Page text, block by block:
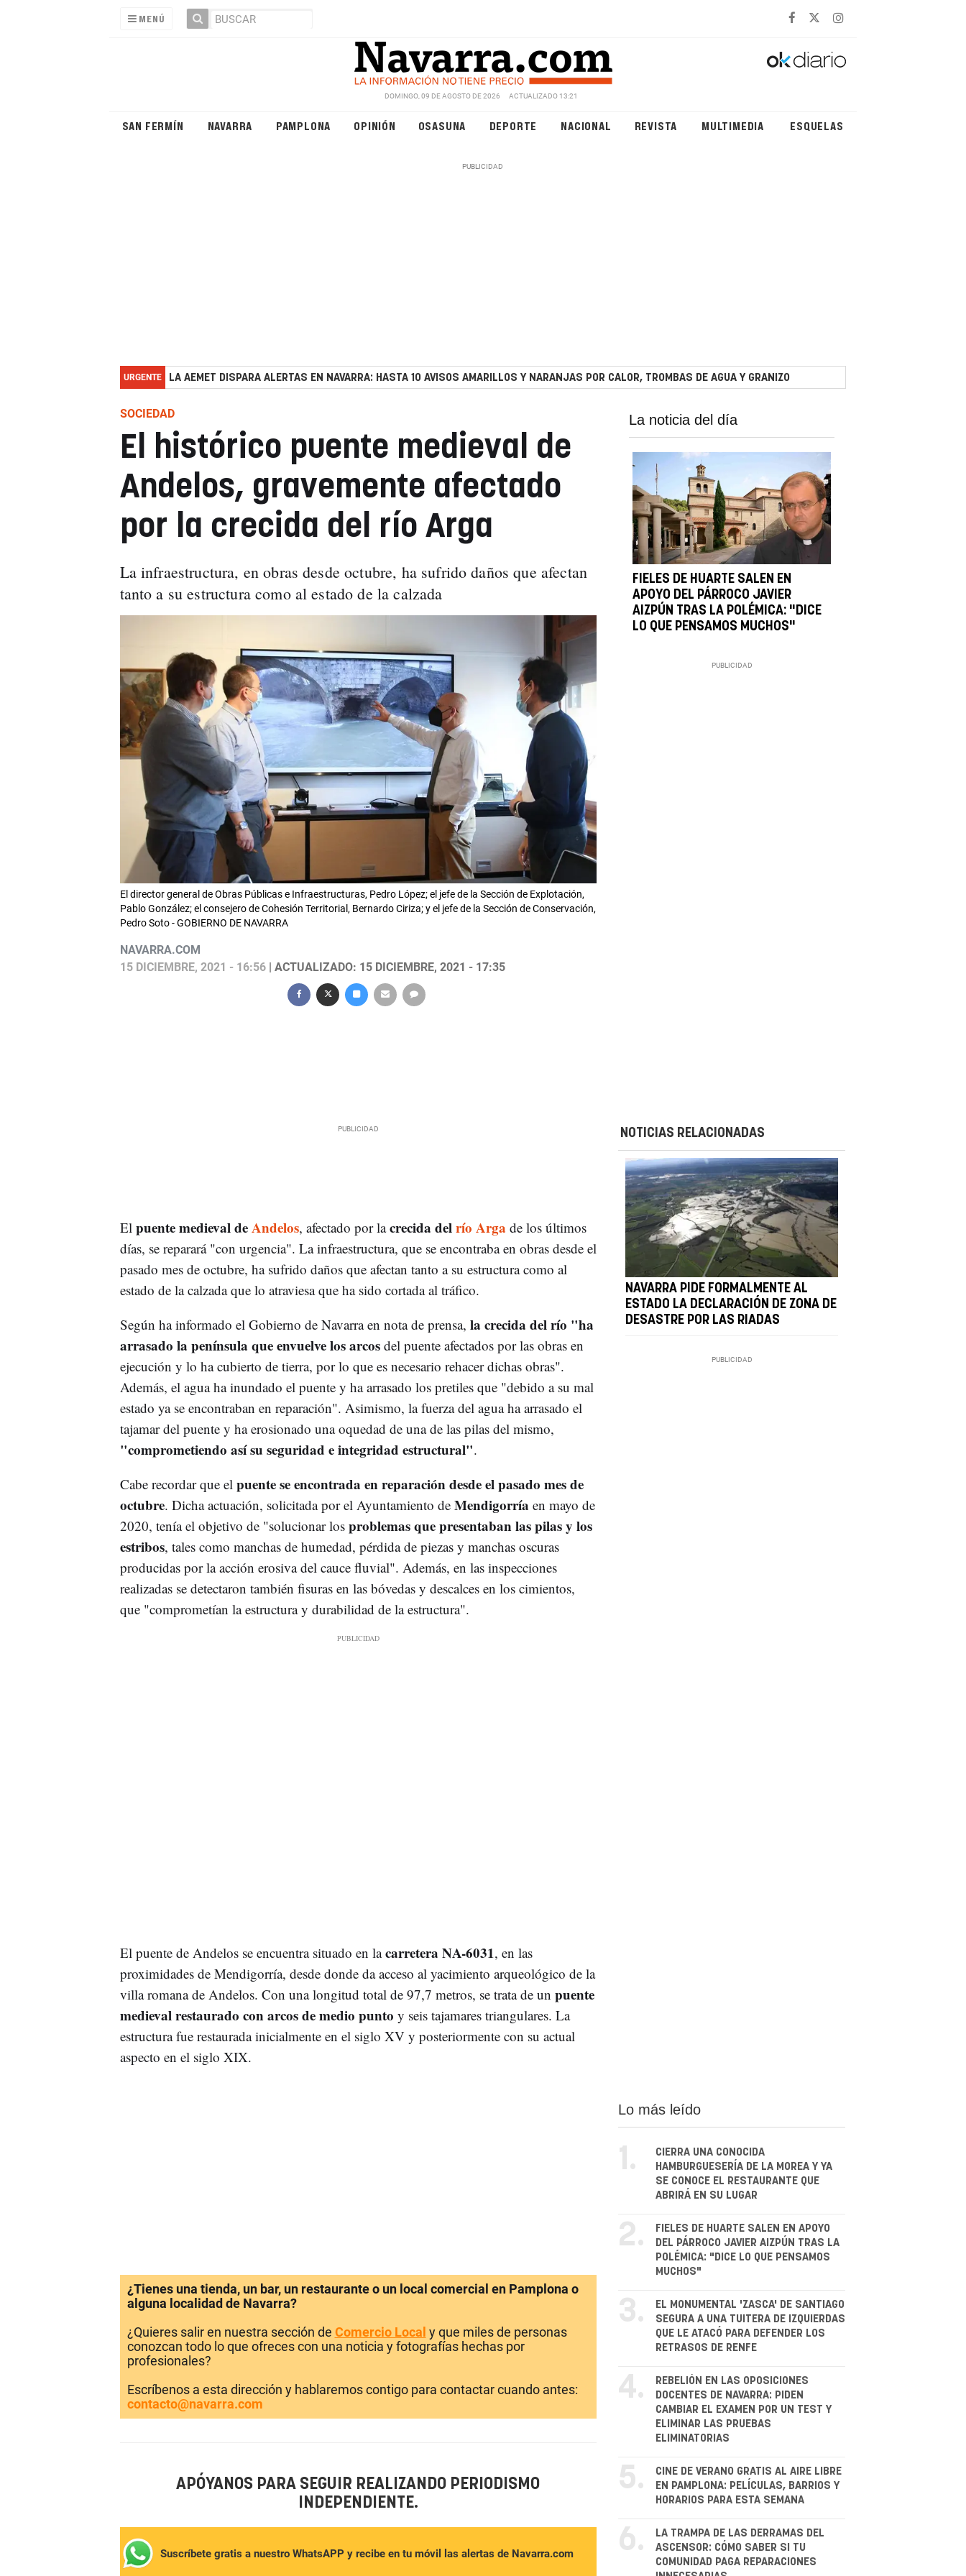
MENÚ
DOMINGO, 09 DE AGOSTO DE 2026 ACTUALIZADO 13:21
SAN FERMÍN NAVARRA PAMPLONA OPINIÓN OSASUNA DEPORTE NACIONAL REVISTA MULTIMEDIA ESQUELAS
URGENTE LA AEMET DISPARA ALERTAS EN NAVARRA: HASTA 10 AVISOS AMARILLOS Y NARANJAS POR CALOR, TROMBAS DE AGUA Y GRANIZO
SOCIEDAD
El histórico puente medieval de
Andelos, gravemente afectado
por la crecida del río Arga
La infraestructura, en obras desde octubre, ha sufrido daños que afectan
tanto a su estructura como al estado de la calzada
El director general de Obras Públicas e Infraestructuras, Pedro López; el jefe de la Sección de Explotación,
Pablo González; el consejero de Cohesión Territorial, Bernardo Ciriza; y el jefe de la Sección de Conservación,
Pedro Soto - GOBIERNO DE NAVARRA
NAVARRA.COM
15 DICIEMBRE, 2021 - 16:56| ACTUALIZADO: 15 DICIEMBRE, 2021 - 17:35
La noticia del día
FIELES DE HUARTE SALEN EN
APOYO DEL PÁRROCO JAVIER
AIZPÚN TRAS LA POLÉMICA: "DICE
LO QUE PENSAMOS MUCHOS"
El puente medieval deAndelos, afectado por lacrecida delrío Arga de los últimos
días, se reparará "con urgencia". La infraestructura, que se encontraba en obras desde el
pasado mes de octubre, ha sufrido daños que afectan tanto a su estructura como al
estado de la calzada que lo atraviesa que ha sido cortada al tráfico.
Según ha informado el Gobierno de Navarra en nota de prensa, la crecida del río "ha
arrasado la península que envuelve los arcosdel puente afectados por las obras en
ejecución y lo ha cubierto de tierra, por lo que es necesario rehacer dichas obras".
Además, el agua ha inundado el puente y ha arrasado los pretiles que "debido a su mal
estado ya se encontraban en reparación". Asimismo, la fuerza del agua ha arrasado el
tajamar del puente y ha erosionado una oquedad de una de las pilas del mismo,
"comprometiendo así su seguridad e integridad estructural".
Cabe recordar que el puente se encontrada en reparación desde el pasado mes de
octubre. Dicha actuación, solicitada por el Ayuntamiento de Mendigorría en mayo de
2020, tenía el objetivo de "solucionar losproblemas que presentaban las pilas y los
estribos, tales como manchas de humedad, pérdida de piezas y manchas oscuras
producidas por la acción erosiva del cauce fluvial". Además, en las inspecciones
realizadas se detectaron también fisuras en las bóvedas y descalces en los cimientos,
que "comprometían la estructura y durabilidad de la estructura".
El puente de Andelos se encuentra situado en lacarretera NA-6031, en las
proximidades de Mendigorría, desde donde da acceso al yacimiento arqueológico de la
villa romana de Andelos. Con una longitud total de 97,7 metros, se trata de un puente
medieval restaurado con arcos de medio punto y seis tajamares triangulares. La
estructura fue restaurada inicialmente en el siglo XV y posteriormente con su actual
aspecto en el siglo XIX.
NOTICIAS RELACIONADAS
NAVARRA PIDE FORMALMENTE AL
ESTADO LA DECLARACIÓN DE ZONA DE
DESASTRE POR LAS RIADAS
¿Tienes una tienda, un bar, un restaurante o un local comercial en Pamplona o
alguna localidad de Navarra?
¿Quieres salir en nuestra sección de Comercio Local y que miles de personas
conozcan todo lo que ofreces con una noticia y fotografías hechas por
profesionales?
Escríbenos a esta dirección y hablaremos contigo para contactar cuando antes:
contacto@navarra.com
APÓYANOS PARA SEGUIR REALIZANDO PERIODISMO
INDEPENDIENTE.
Suscríbete gratis a nuestro WhatsAPP y recibe en tu móvil las alertas de Navarra.com
Lo más leído
1.
CIERRA UNA CONOCIDA
HAMBURGUESERÍA DE LA MOREA Y YA
SE CONOCE EL RESTAURANTE QUE
ABRIRÁ EN SU LUGAR
2.
FIELES DE HUARTE SALEN EN APOYO
DEL PÁRROCO JAVIER AIZPÚN TRAS LA
POLÉMICA: "DICE LO QUE PENSAMOS
MUCHOS"
3.
EL MONUMENTAL 'ZASCA' DE SANTIAGO
SEGURA A UNA TUITERA DE IZQUIERDAS
QUE LE ATACÓ PARA DEFENDER LOS
RETRASOS DE RENFE
4.
REBELIÓN EN LAS OPOSICIONES
DOCENTES DE NAVARRA: PIDEN
CAMBIAR EL EXAMEN POR UN TEST Y
ELIMINAR LAS PRUEBAS
ELIMINATORIAS
5.
CINE DE VERANO GRATIS AL AIRE LIBRE
EN PAMPLONA: PELÍCULAS, BARRIOS Y
HORARIOS PARA ESTA SEMANA
6.
LA TRAMPA DE LAS DERRAMAS DEL
ASCENSOR: CÓMO SABER SI TU
COMUNIDAD PAGA REPARACIONES